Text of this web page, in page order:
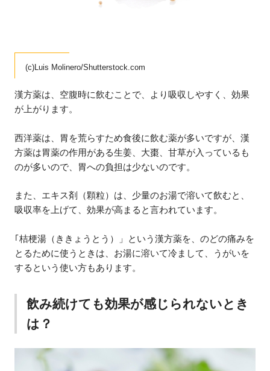
(c)Luis Molinero/Shutterstock.com
漢方薬は、空腹時に飲むことで、より吸収しやすく、効果
が上がります。
西洋薬は、胃を荒らすため食後に飲む薬が多いですが、漢
方薬は胃薬の作用がある生姜、大棗、甘草が入っているも
のが多いので、胃への負担は少ないのです。
また、エキス剤（顆粒）は、少量のお湯で溶いて飲むと、
吸収率を上げて、効果が高まると言われています。
｢桔梗湯（ききょうとう）」という漢方薬を、のどの痛みを
とるために使うときは、お湯に溶いて冷まして、うがいを
するという使い方もあります。
飲み続けても効果が感じられないとき
は？